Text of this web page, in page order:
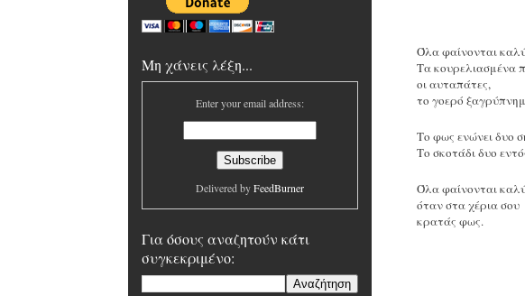
Όλα φαίνονται
Τα κουρελιασμένα
οι αυταπάτες,
το γοερό
Το φως ενώνει δυο
Το σκοτάδι δυο
Όλα φαίνονται
όταν στα χέρια σου
κρατάς φως.
Μη χάνεις λέξη...
Enter your email address:
Delivered byFeedBurner
Για όσους αναζητούν κάτι
συγκεκριμένο: